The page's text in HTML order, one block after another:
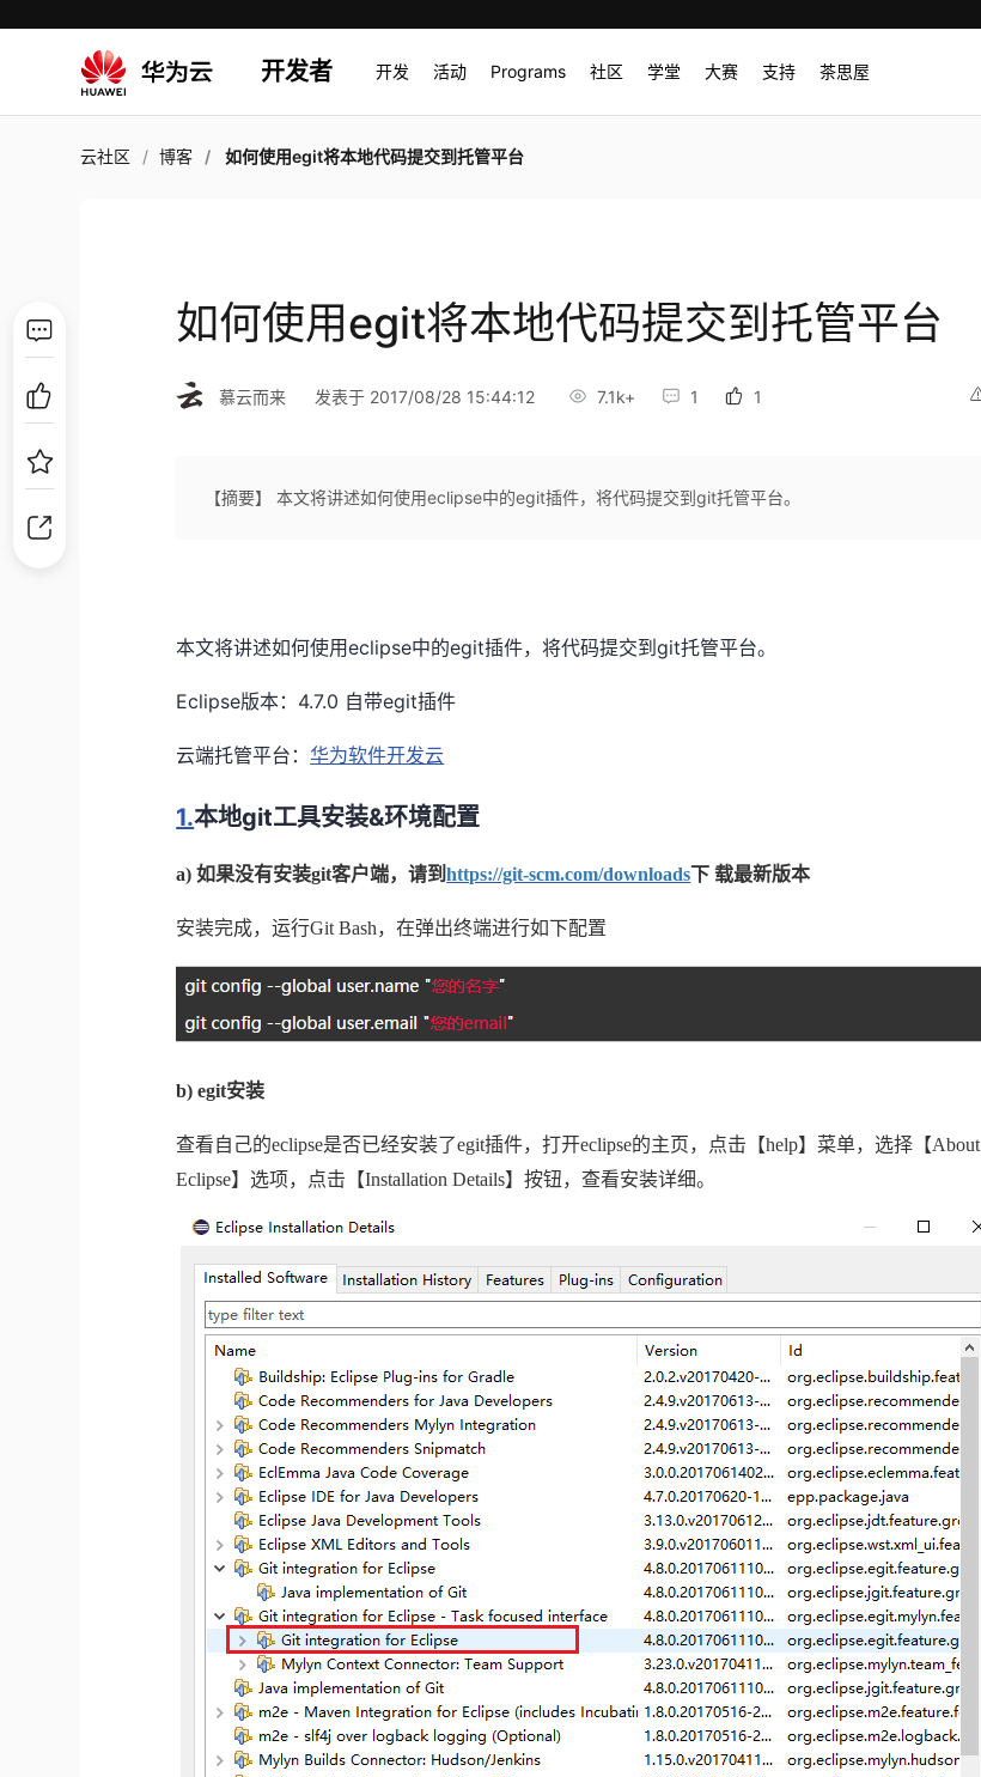
开发者 开发 活动 Programs 社区 学堂 大赛 支持 茶思屋
云社区 博客 如何使用egit将本地代码提交到托管平台
如何使用egit将本地代码提交到托管平台
慕云而来 发表于 2017/08/28 15:44:12 7.1k+ 1 1
【摘要】 本文将讲述如何使用eclipse中的egit插件，将代码提交到git托管平台。
本文将讲述如何使用eclipse中的egit插件，将代码提交到git托管平台。
Eclipse版本： 4.7.0 自带egit插件
云端托管平台：华为软件开发云
1.本地git工具安装&环境配置
a)如果没有安装git客户端，请到https://git-scm.com/downloads下 载最新版本
安装完成，运行Git Bash，在弹出终端进行如下配置
b) egit安装
查看自己的eclipse是否已经安装了egit插件，打开eclipse的主页，点击【help】菜单，选择【About
Eclipse】选项，点击【Installation Details】按钮，查看安装详细。